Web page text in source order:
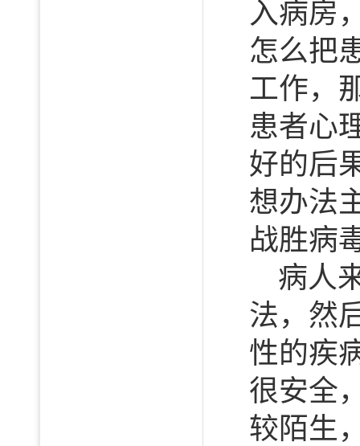
入病房
怎么把
工作，
患者心
好的后
想办法
战胜病
病人
法，然
性的疾
很安全
较陌生